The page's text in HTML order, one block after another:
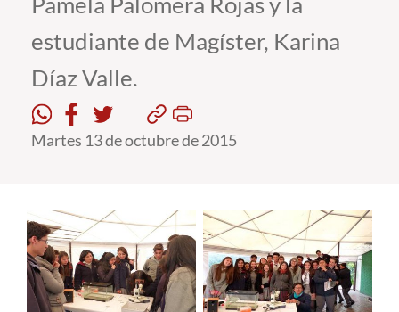
Formación Continua
Estudiantes
Académicos
English
estudiante de Magíster, Karina
Díaz Valle.
Martes 13 de octubre de 2015